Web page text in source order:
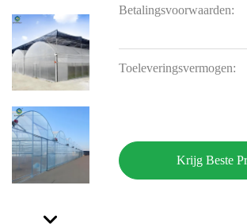
Betalingsvoorwaarden:
Toeleveringsvermogen:
Krijg Beste